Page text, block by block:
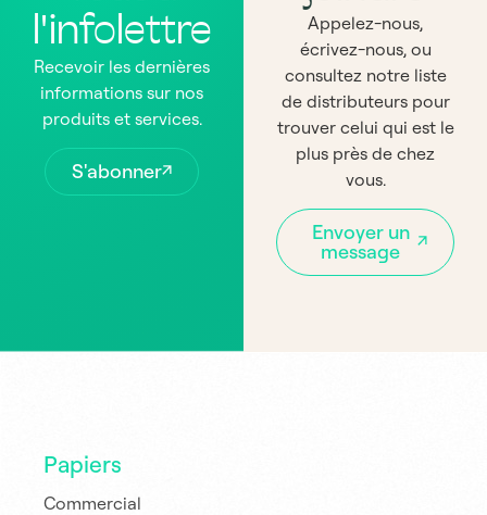
l'infolettre
Recevoir les dernières
informations sur nos
produits et services.
S'abonner
Appelez-nous,
écrivez-nous, ou
consultez notre liste
de distributeurs pour
trouver celui qui est le
plus près de chez
vous.
Envoyer un
message
Papiers
Commercial